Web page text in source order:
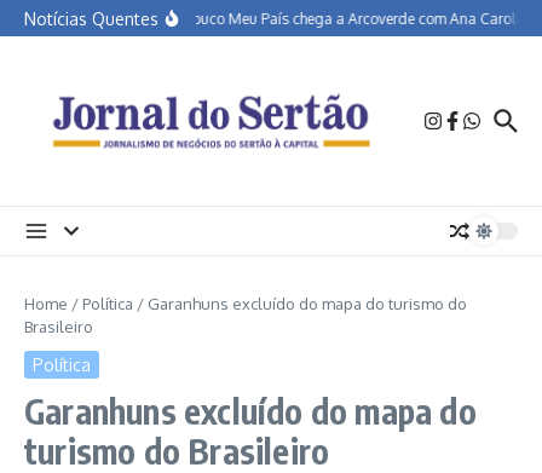
Ir para o conteúdo
Notícias QuentesPernambuco Meu País chega a Arcoverde com Ana Carolina,
Home / Política / Garanhuns excluído do mapa do turismo do
Brasileiro
Política
Garanhuns excluído do mapa do
turismo do Brasileiro